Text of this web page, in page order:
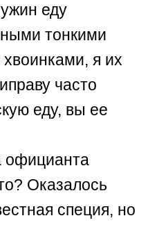
еду
тонкими
я их
часто
еду, вы ее
официанта
Оказалось
специя, но